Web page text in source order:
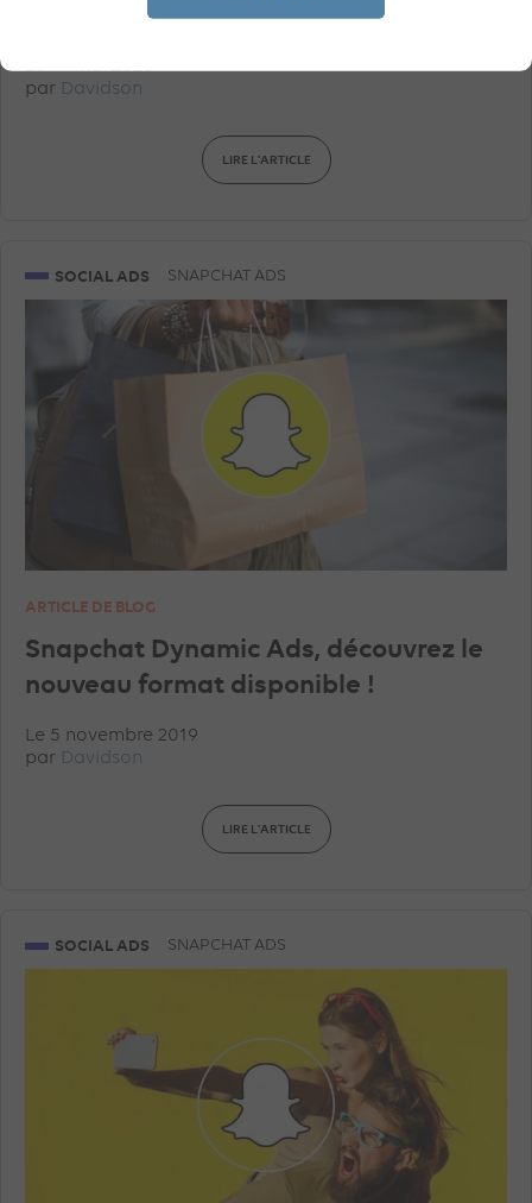
Le 19 mai 2020
par Davidson
LIRE L'ARTICLE
SOCIAL ADS SNAPCHAT ADS
ARTICLE DE BLOG
Snapchat Dynamic Ads, découvrez le
nouveau format disponible !
Le 5 novembre 2019
par Davidson
LIRE L'ARTICLE
SOCIAL ADS SNAPCHAT ADS